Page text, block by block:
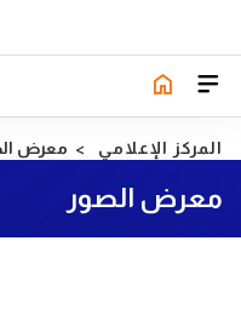
المركز الإعلامي معرض
معرض الصور